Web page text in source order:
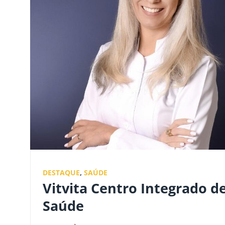
DESTAQUE, SAÚDE
Vitvita Centro Integrado
Saúde